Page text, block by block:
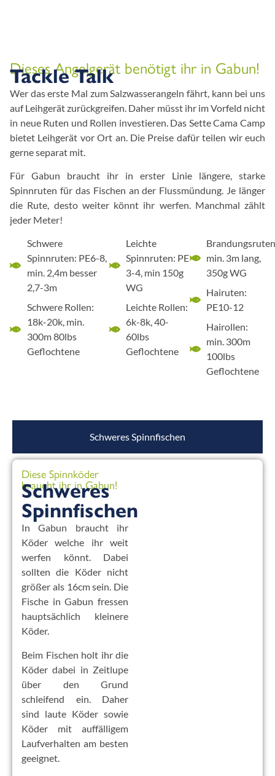
Dieses Angelgerät benötigt ihr in Gabun!
Tackle Talk
Wer das erste Mal zum Salzwasserangeln fährt, kann bei uns
auf Leihgerät zurückgreifen. Daher müsst ihr im Vorfeld nicht
in neue Ruten und Rollen investieren. Das Sette Cama Camp
bietet Leihgerät vor Ort an. Die Preise dafür teilen wir euch
gerne separat mit.
Für Gabun braucht ihr in erster Linie längere, starke
Spinnruten für das Fischen an der Flussmündung. Je länger
die Rute, desto weiter könnt ihr werfen. Manchmal zählt
jeder Meter!
Schwere
Spinnruten: PE6-8,
min. 2,4m besser
2,7-3m
Schwere Rollen:
18k-20k, min.
300m 80lbs
Geflochtene
Leichte
Spinnruten: PE
3-4, min 150g
WG
Leichte Rollen:
6k-8k, 40-
60lbs
Geflochtene
min. 3m lang,
350g WG
Hairuten:
PE10-12
Hairollen:
min. 300m
100lbs
Geflochtene
Schweres Spinnfischen
Diese Spinnköder
braucht ihr in Gabun!
Schweres
Spinnfischen
In Gabun braucht ihr
Köder welche ihr weit
werfen könnt. Dabei
sollten die Köder nicht
größer als 16cm sein. Die
Fische in Gabun fressen
hauptsächlich kleinere
Köder.
Beim Fischen holt ihr die
Köder dabei in Zeitlupe
über den Grund
schleifend ein. Daher
sind laute Köder sowie
Köder mit auffälligem
Laufverhalten am besten
geeignet.